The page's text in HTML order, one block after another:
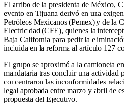
El arribo de la presidenta de México,
evento en Tijuana derivó en una
Petróleos Mexicanos (Pemex) y de la
Electricidad (CFE), quienes la
Baja California para pedir la
incluida en la reforma al artículo 127
El grupo se aproximó a la camioneta
mandataria tras concluir una actividad
concentraron las inconformidades
legal aprobada entre marzo y abril de
propuesta del Ejecutivo.